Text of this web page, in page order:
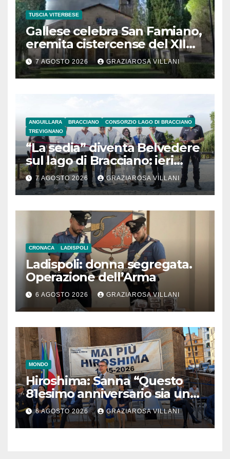
TUSCIA VITERBESE
Gallese celebra San Famiano,
eremita cistercense del XII
secolo
7 AGOSTO 2026 GRAZIAROSA VILLANI
ANGUILLARA BRACCIANO
CONSORZIO LAGO DI BRACCIANO
TREVIGNANO
“La sedia” diventa Belvedere
sul lago di Bracciano: ieri
l’inaugurazione
7 AGOSTO 2026 GRAZIAROSA VILLANI
CRONACA LADISPOLI
Ladispoli: donna segregata.
Operazione dell’Arma
6 AGOSTO 2026 GRAZIAROSA VILLANI
MONDO
Hiroshima: Sanna “Questo
81esimo anniversario sia un
monito per tutti”
6 AGOSTO 2026 GRAZIAROSA VILLANI